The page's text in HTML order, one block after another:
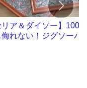
リア＆ダイソー】100円
侮れない！ジグソーパ